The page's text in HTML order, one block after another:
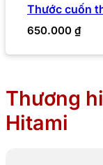
Thước cuốn
650.000 ₫
Thương
Hitami